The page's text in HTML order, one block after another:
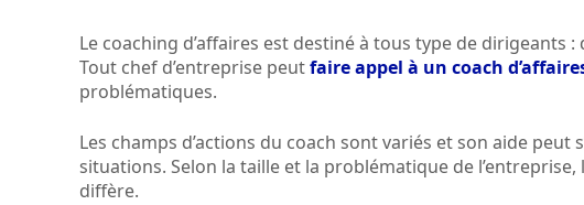
Le coaching d’affaires est destiné à tous type de dirigeants :
Tout chef d’entreprise peutfaire appel à un coach
problématiques.
Les champs d’actions du coach sont variés et son aide peut
situations. Selon la taille et la problématique de
diffère.